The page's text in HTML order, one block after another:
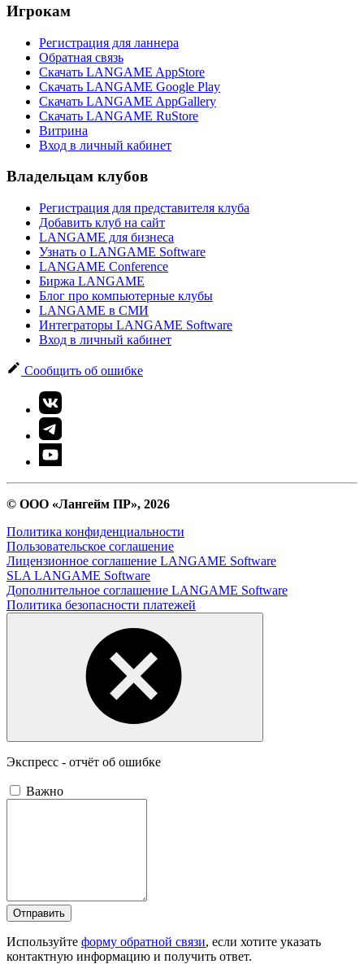
Игрокам
Регистрация для ланнера
Обратная связь
Скачать LANGAME AppStore
Скачать LANGAME Google Play
Скачать LANGAME AppGallery
Скачать LANGAME RuStore
Витрина
Вход в личный кабинет
Владельцам клубов
Регистрация для представителя клуба
Добавить клуб на сайт
LANGAME для бизнеса
Узнать о LANGAME Software
LANGAME Conference
Биржа LANGAME
Блог про компьютерные клубы
LANGAME в СМИ
Интеграторы LANGAME Software
Вход в личный кабинет
Сообщить об ошибке
© ООО «Лангейм ПР», 2026
Политика конфиденциальности
Пользовательское соглашение
Лицензионное соглашение LANGAME Software
SLA LANGAME Software
Дополнительное соглашение LANGAME Software
Политика безопасности платежей
Экспресс - отчёт об ошибке
Важно
Отправить
Используйте форму обратной связи, если хотите указать
контактную информацию и получить ответ.